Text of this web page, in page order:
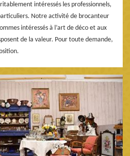
intéressés les professionnels,
Notre activité de brocanteur
intéressés à l’art de déco et aux
de la valeur. Pour toute demande,